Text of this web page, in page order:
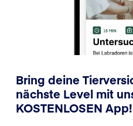
Bring deine
nächste Level mit
KOSTENLOSEN App!